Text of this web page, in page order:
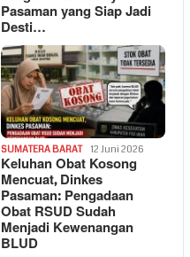
Pasaman yang Siap Jadi
Desti…
SUMATERA BARAT 12 Juni 2026
Keluhan Obat Kosong
Mencuat, Dinkes
Pasaman: Pengadaan
Obat RSUD Sudah
Menjadi Kewenangan
BLUD